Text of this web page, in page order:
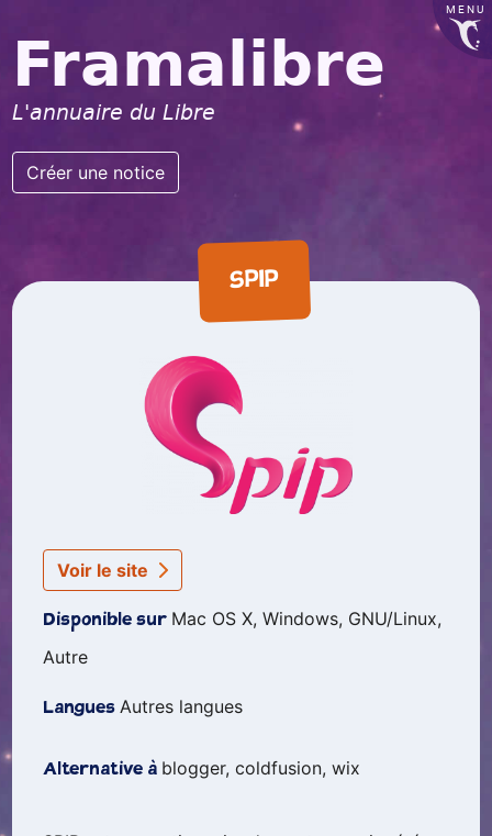
MENU
Framalibre
L'annuaire du Libre
Créer une notice
SPIP
Voir le site
Disponible sur Mac OS X, Windows, GNU/Linux,
Autre
LanguesAutres langues
Alternative à blogger, coldfusion, wix